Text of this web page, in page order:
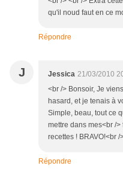
qu'il noud faut en ce
Répondre
J Jessica 21/03/2010
<br /> Bonsoir, Je
hasard, et je tenais à
Simple, beau, tout ce
mettre dans mes<br /
recettes ! BRAVO!<br /
Répondre